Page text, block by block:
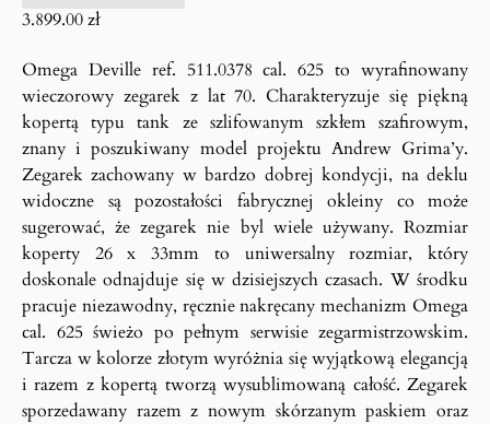
3.899.00zł
Omega Deville ref. 511.0378 cal. 625 to wyrafinowany
wieczorowy zegarek z lat 70. Charakteryzuje się piękną
kopertą typu tank ze szlifowanym szkłem szafirowym,
znany i poszukiwany model projektu Andrew Grima’y.
Zegarek zachowany w bardzo dobrej kondycji, na deklu
widoczne są pozostałości fabrycznej okleiny co może
sugerować, że zegarek nie byl wiele używany. Rozmiar
koperty 26 x 33mm to uniwersalny rozmiar, który
doskonale odnajduje się w dzisiejszych czasach. W środku
pracuje niezawodny, ręcznie nakręcany mechanizm Omega
cal. 625 świeżo po pełnym serwisie zegarmistrzowskim.
Tarcza w kolorze złotym wyróżnia się wyjątkową elegancją
i razem z kopertą tworzą wysublimowaną całość. Zegarek
sporzedawany razem z nowym skórzanym paskiem oraz